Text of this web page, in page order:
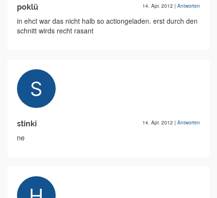
poklü 14. Apr. 2012 | Antworten
in ehct war das nicht halb so actiongeladen. erst durch den
schnitt wirds recht rasant
stinki 14. Apr. 2012 | Antworten
ne